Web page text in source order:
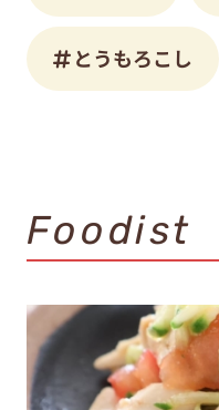
とうもろこし
Foodist